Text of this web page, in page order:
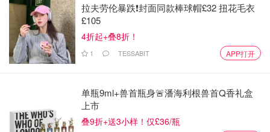
强！越用越觉得真香！这款全新Puzzle搭配卡其色风衣让你
成为知性温柔又时尚的都市丽人！（
拉夫劳伦暴跌❗️封面同款棒球帽£32 扭花毛衣
£105
4折起+叠8折！
1 TESSABIT APP打开
单瓶9ml+兽首瓶身🚨潘海利根兽首Q香礼盒
上市
叠9折+送3小样！仅£36/瓶